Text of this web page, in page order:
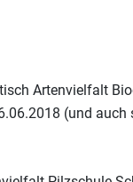
(und